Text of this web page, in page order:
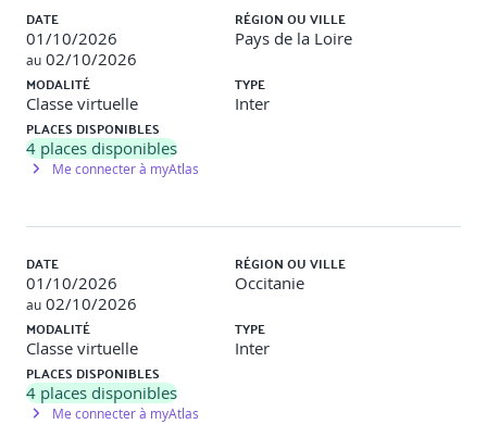
Modalités d'évaluation :
Le formateur évalue la progression pédagogique du
participant tout au long de la formation au moyen de
QCM, mises en situation, travaux pratiques,
démonstrations…
Programme détaillé de la formation :
1. Histoire du Machine Learning et contexte du Big
Data
1/4 jour
DATE
01/10/2026
au 02/10/2026
RÉGION OU VILLE
Pays de la Loire
MODALITÉ
Classe virtuelle
TYPE
Inter
PLACES DISPONIBLES
4 places disponibles
Me connecter à myAtlas
DATE
01/10/2026
au 02/10/2026
RÉGION OU VILLE
Occitanie
MODALITÉ
Classe virtuelle
TYPE
Inter
PLACES DISPONIBLES
4 places disponibles
Me connecter à myAtlas